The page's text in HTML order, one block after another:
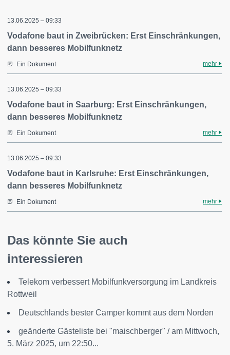
13.06.2025 – 09:33
Vodafone baut in Zweibrücken: Erst Einschränkungen,
dann besseres Mobilfunknetz
Ein Dokument mehr
13.06.2025 – 09:33
Vodafone baut in Saarburg: Erst Einschränkungen,
dann besseres Mobilfunknetz
Ein Dokument mehr
13.06.2025 – 09:33
Vodafone baut in Karlsruhe: Erst Einschränkungen,
dann besseres Mobilfunknetz
Ein Dokument mehr
Das könnte Sie auch
interessieren
Telekom verbessert Mobilfunkversorgung im Landkreis
Rottweil
Deutschlands bester Camper kommt aus dem Norden
geänderte Gästeliste bei "maischberger" / am Mittwoch,
5. März 2025, um 22:50...